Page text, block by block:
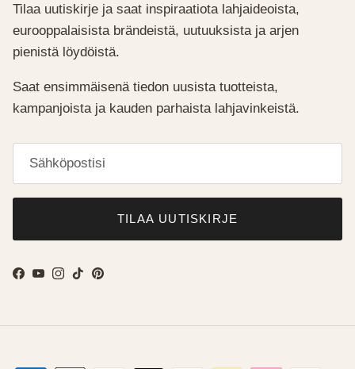
Tilaa uutiskirje ja saat inspiraatiota lahjaideoista,
eurooppalaisista brändeistä, uutuuksista ja arjen
pienistä löydöistä.
Saat ensimmäisenä tiedon uusista tuotteista,
kampanjoista ja kauden parhaista lahjavinkeistä.
TILAA UUTISKIRJE
Facebook
YouTube
Instagram
TikTokPinterest